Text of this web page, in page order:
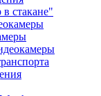
стакане"